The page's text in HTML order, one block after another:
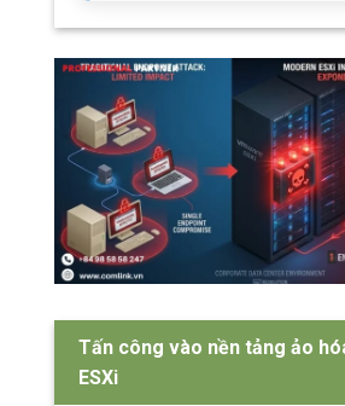
Tấn công vào nền tảng ảo
ESXi